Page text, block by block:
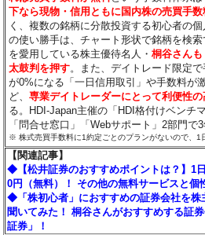
下なら現物・信用ともに国内株の売買手数
く、複数の銘柄に分散投資する初心者の
の使い勝手は、チャート形状で銘柄を検索
を愛用している株主優待名人・桐谷さん
太鼓判を押す。また、デイトレード限定
が0%になる「一日信用取引」や手数料が
ど、専業デイトレーダーにとって利便性
る。HDI-Japan主催の「HDI格付けベンチ
「問合せ窓口」「Webサポート」2部門で
※ 株式売買手数料に1約定ごとのプランがないので、1
【関連記事】
◆【松井証券のおすすめポイントは？】1
0円（無料）！ その他の無料サービスと個
◆「株初心者」におすすめの証券会社を株
聞いてみた！ 桐谷さんがおすすめする証
証券」！